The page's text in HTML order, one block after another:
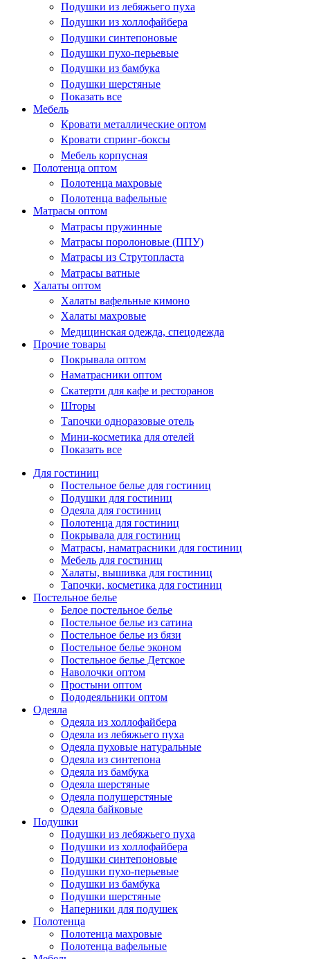
Подушки из лебяжьего пуха
Подушки из холлофайбера
Подушки синтепоновые
Подушки пухо-перьевые
Подушки из бамбука
Подушки шерстяные
Показать все
Мебель
Кровати металлические оптом
Кровати спринг-боксы
Мебель корпусная
Полотенца оптом
Полотенца махровые
Полотенца вафельные
Матрасы оптом
Матрасы пружинные
Матрасы поролоновые (ППУ)
Матрасы из Струтопласта
Матрасы ватные
Халаты оптом
Халаты вафельные кимоно
Халаты махровые
Медицинская одежда, спецодежда
Прочие товары
Покрывала оптом
Наматрасники оптом
Скатерти для кафе и ресторанов
Шторы
Тапочки одноразовые отель
Мини-косметика для отелей
Показать все
Для гостиниц
Постельное белье для гостиниц
Подушки для гостиниц
Одеяла для гостиниц
Полотенца для гостиниц
Покрывала для гостиниц
Матрасы, наматрасники для гостиниц
Мебель для гостиниц
Халаты, вышивка для гостиниц
Тапочки, косметика для гостиниц
Постельное белье
Белое постельное белье
Постельное белье из сатина
Постельное белье из бязи
Постельное белье эконом
Постельное белье Детское
Наволочки оптом
Простыни оптом
Пододеяльники оптом
Одеяла
Одеяла из холлофайбера
Одеяла из лебяжьего пуха
Одеяла пуховые натуральные
Одеяла из синтепона
Одеяла из бамбука
Одеяла шерстяные
Одеяла полушерстяные
Одеяла байковые
Подушки
Подушки из лебяжьего пуха
Подушки из холлофайбера
Подушки синтепоновые
Подушки пухо-перьевые
Подушки из бамбука
Подушки шерстяные
Наперники для подушек
Полотенца
Полотенца махровые
Полотенца вафельные